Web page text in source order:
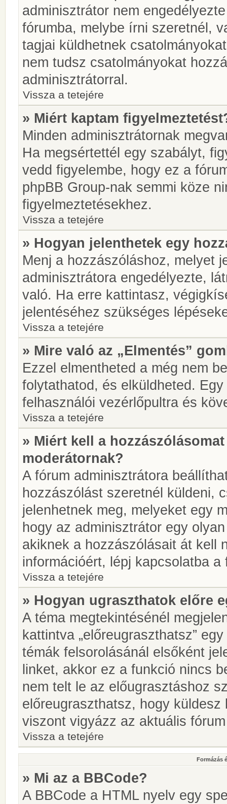
adminisztrátor nem
fórumba, melybe írni szeretnél,
tagjai küldhetnek
nem tudsz csatolmányokat
adminisztrátorral.
Vissza a tetejére
» Miért kaptam
Minden adminisztrátornak
Ha megsértettél egy szabályt,
vedd figyelembe, hogy ez a
phpBB Group-nak semmi köze
figyelmeztetésekhez.
Vissza a tetejére
» Hogyan jelenthetek egy
Menj a hozzászóláshoz, melyet
adminisztrátora engedélyezte,
való. Ha erre kattintasz,
jelentéséhez szükséges
Vissza a tetejére
» Mire való az „Elmentés”
Ezzel elmentheted a még nem
folytathatod, és elküldheted.
felhasználói vezérlőpultra és
Vissza a tetejére
» Miért kell a
moderátornak?
A fórum adminisztrátora
hozzászólást szeretnél küldeni,
jelenhetnek meg, melyeket egy
hogy az adminisztrátor egy
akiknek a hozzászólásait át kell
információért, lépj kapcsolatba
Vissza a tetejére
» Hogyan ugraszthatok előre
A téma megtekintésénél
kattintva „előreugraszthatsz”
témák felsorolásánál elsőként
linket, akkor ez a funkció nincs
nem telt le az előugrasztáshoz
előreugraszthatsz, hogy
viszont vigyázz az aktuális
Vissza a tetejére
Formázás
» Mi az a BBCode?
A BBCode a HTML nyelv egy